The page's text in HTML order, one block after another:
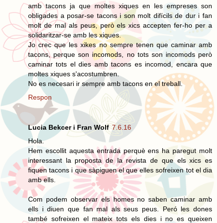
amb tacons ja que moltes xiques en les empreses son
obligades a posar-se tacons i son molt difícils de dur i fan
molt de mal als peus, però els xics accepten fer-ho per a
solidaritzar-se amb les xiques.
Jo crec que les xikes no sempre tenen que caminar amb
tacons, perque son incomods, no tots son incomods però
caminar tots el dies amb tacons es incomod, encara que
moltes xiques s'acostumbren.
No es necesari ir sempre amb tacons en el treball.
Respon
Lucia Bekcer i Fran Wolf 7.6.16
Hola.
Hem escollit aquesta entrada perquè ens ha paregut molt
interessant la proposta de la revista de que els xics es
fiquen tacons i que sàpiguen el que elles sofreixen tot el dia
amb ells.
Com podem observar els homes no saben caminar amb
ells i diuen que fan mal als seus peus. Peró les dones
també sofreixen el mateix tots els dies i no es queixen